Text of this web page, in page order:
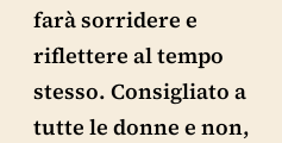
farà sorridere e
riflettere al tempo
stesso. Consigliato a
tutte le donne e non,